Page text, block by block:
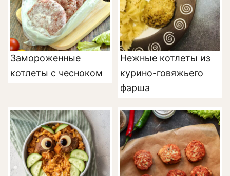
Замороженные
котлеты с чесноком
Нежные котлеты из
курино-говяжьего
фарша